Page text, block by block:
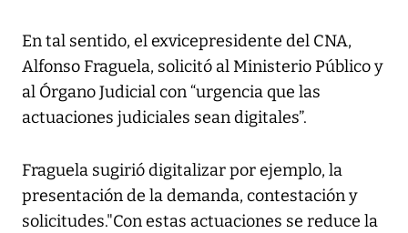
En tal sentido, el exvicepresidente del CNA,
Alfonso Fraguela, solicitó al Ministerio Público y
al Órgano Judicial con “urgencia que las
actuaciones judiciales sean digitales”.
Fraguela sugirió digitalizar por ejemplo, la
presentación de la demanda, contestación y
solicitudes."Con estas actuaciones se reduce la